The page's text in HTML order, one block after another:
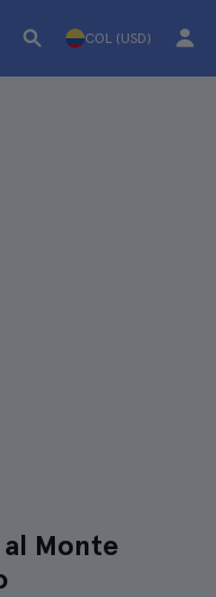
COL (USD)
al Monte